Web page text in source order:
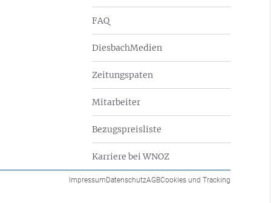
FAQ
DiesbachMedien
Zeitungspaten
Mitarbeiter
Bezugspreisliste
Karriere bei WNOZ
ImpressumDatenschutzAGBCookies und Tracking